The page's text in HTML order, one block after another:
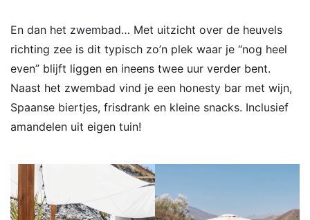
En dan het zwembad… Met uitzicht over de heuvels
richting zee is dit typisch zo’n plek waar je “nog heel
even” blijft liggen en ineens twee uur verder bent.
Naast het zwembad vind je een honesty bar met wijn,
Spaanse biertjes, frisdrank en kleine snacks. Inclusief
amandelen uit eigen tuin!